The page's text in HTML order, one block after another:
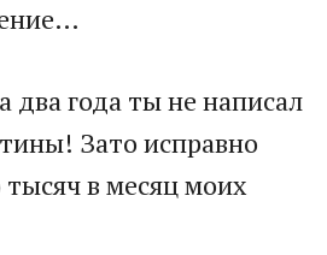
года ты не написал
Зато исправно
в месяц моих